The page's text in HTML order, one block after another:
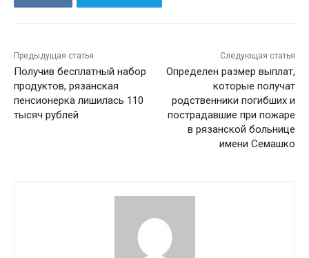
Предыдущая статья
Получив бесплатный набор
продуктов, рязанская
пенсионерка лишилась 110
тысяч рублей
Следующая статья
Определен размер выплат,
которые получат
родственники погибших и
пострадавшие при пожаре
в рязанской больнице
имени Семашко